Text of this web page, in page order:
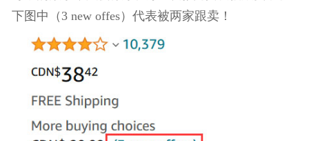
二、在搜索结果中找到自己产品，观察价格后面括
号中的数字，只要数字大于1，那就代表被跟卖了。
下图中（3 new offes）代表被两家跟卖！